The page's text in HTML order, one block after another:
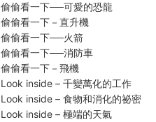
偷偷看一下──可愛的恐龍
偷偷看一下－直升機
偷偷看一下──火箭
偷偷看一下──消防車
偷偷看一下－飛機
Look inside – 千變萬化的工作
Look inside – 食物和消化的祕密
Look inside – 極端的天氣